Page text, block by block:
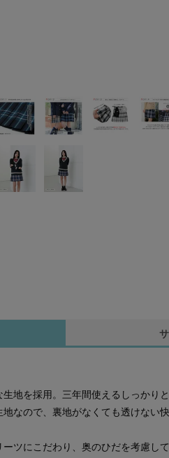
生地を採用。三年間使えるしっかり
なので、裏地がなくても透けない
ーツにこだわり、奥のひだを考慮